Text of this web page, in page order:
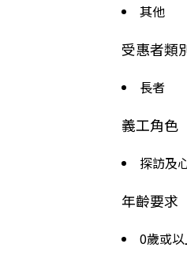
其他
受惠者類
長者
義工角色
探訪及
年齡要求
0歲或以